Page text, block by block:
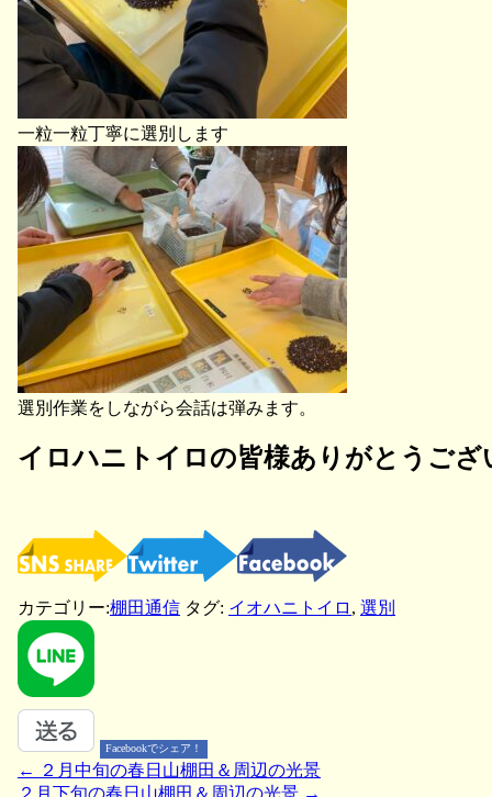
一粒一粒丁寧に選別します
選別作業をしながら会話は弾みます。
イロハニトイロの皆様ありがとうござ
カテゴリー:棚田通信 タグ: イオハニトイロ , 選別
Facebookでシェア！
投
←
２月中旬の春日山棚田＆周辺の光景